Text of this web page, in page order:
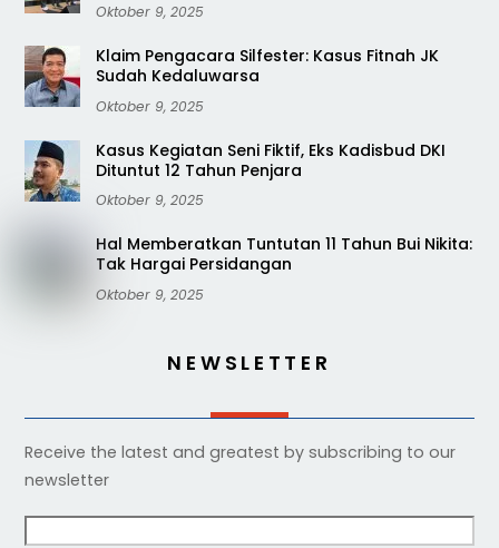
Oktober 9, 2025
Klaim Pengacara Silfester: Kasus Fitnah JK
Sudah Kedaluwarsa
Oktober 9, 2025
Kasus Kegiatan Seni Fiktif, Eks Kadisbud DKI
Dituntut 12 Tahun Penjara
Oktober 9, 2025
Hal Memberatkan Tuntutan 11 Tahun Bui Nikita:
Tak Hargai Persidangan
Oktober 9, 2025
NEWSLETTER
Receive the latest and greatest by subscribing to our
newsletter